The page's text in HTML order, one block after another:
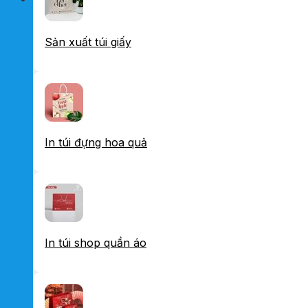
Sản xuất túi giấy
In túi đựng hoa quả
In túi shop quần áo